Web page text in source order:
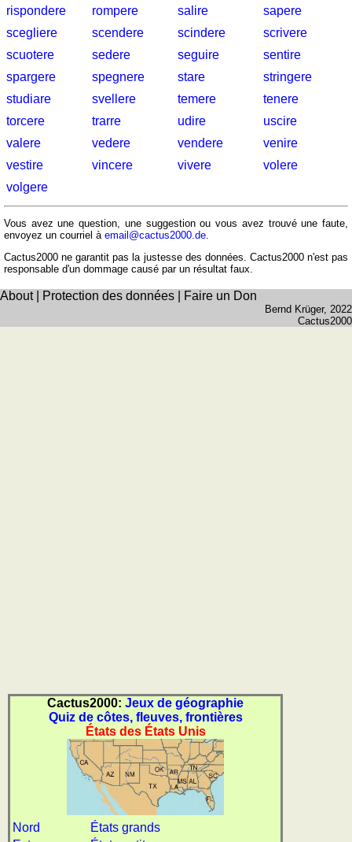
Convertisseurs
d'unités
Plaques
d'immatriculation
Coucher
Balades
à
vélo
Petit
vocabulaire
pour
le
(pdf)
des
drapeaux,
blasons,
monnaie
et
rispondere
rompere salire
sapere
scegliere
scendere scindere
scrivere
scuotere
sedere seguire
sentire
spargere
spegnere stare
stringere
studiare
svellere temere
tenere
torcere
trarre udire
uscire
valere
vedere vendere
venire
vestire
vincere vivere
volere
volgere
Vous avez une question, une suggestion ou vous avez trouvé une faute,
envoyez un courriel à email@cactus2000.de.
Cactus2000 ne garantit pas la justesse des données. Cactus2000 n'est pas
responsable d'un dommage causé par un résultat faux.
Cactus2000: Jeux de géographie
Quiz de côtes, fleuves, frontières
États des États Unis
Nord
États grands
About| Protection des données Faire un Don
Bernd Krüger, 2022
Cactus2000